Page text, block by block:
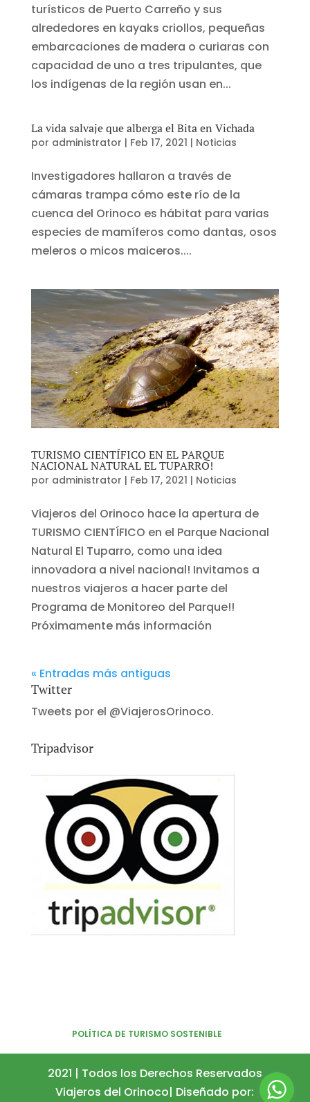
turísticos de Puerto Carreño y sus
alrededores en kayaks criollos, pequeñas
embarcaciones de madera o curiaras con
capacidad de uno a tres tripulantes, que
los indígenas de la región usan en...
La vida salvaje que alberga el Bita en Vichada
por administrator | Feb 17, 2021 | Noticias
Investigadores hallaron a través de
cámaras trampa cómo este río de la
cuenca del Orinoco es hábitat para varias
especies de mamíferos como dantas, osos
meleros o micos maiceros....
TURISMO CIENTÍFICO EN EL PARQUE
NACIONAL NATURAL EL TUPARRO!
por administrator | Feb 17, 2021 | Noticias
Viajeros del Orinoco hace la apertura de
TURISMO CIENTÍFICO en el Parque Nacional
Natural El Tuparro, como una idea
innovadora a nivel nacional! Invitamos a
nuestros viajeros a hacer parte del
Programa de Monitoreo del Parque!!
Próximamente más información
« Entradas más antiguas
Twitter
Tweets por el @ViajerosOrinoco.
Tripadvisor
POLÍTICA DE TURISMO SOSTENIBLE
2021 | Todos los Derechos Reservados
Viajeros del Orinoco| Diseñado por: